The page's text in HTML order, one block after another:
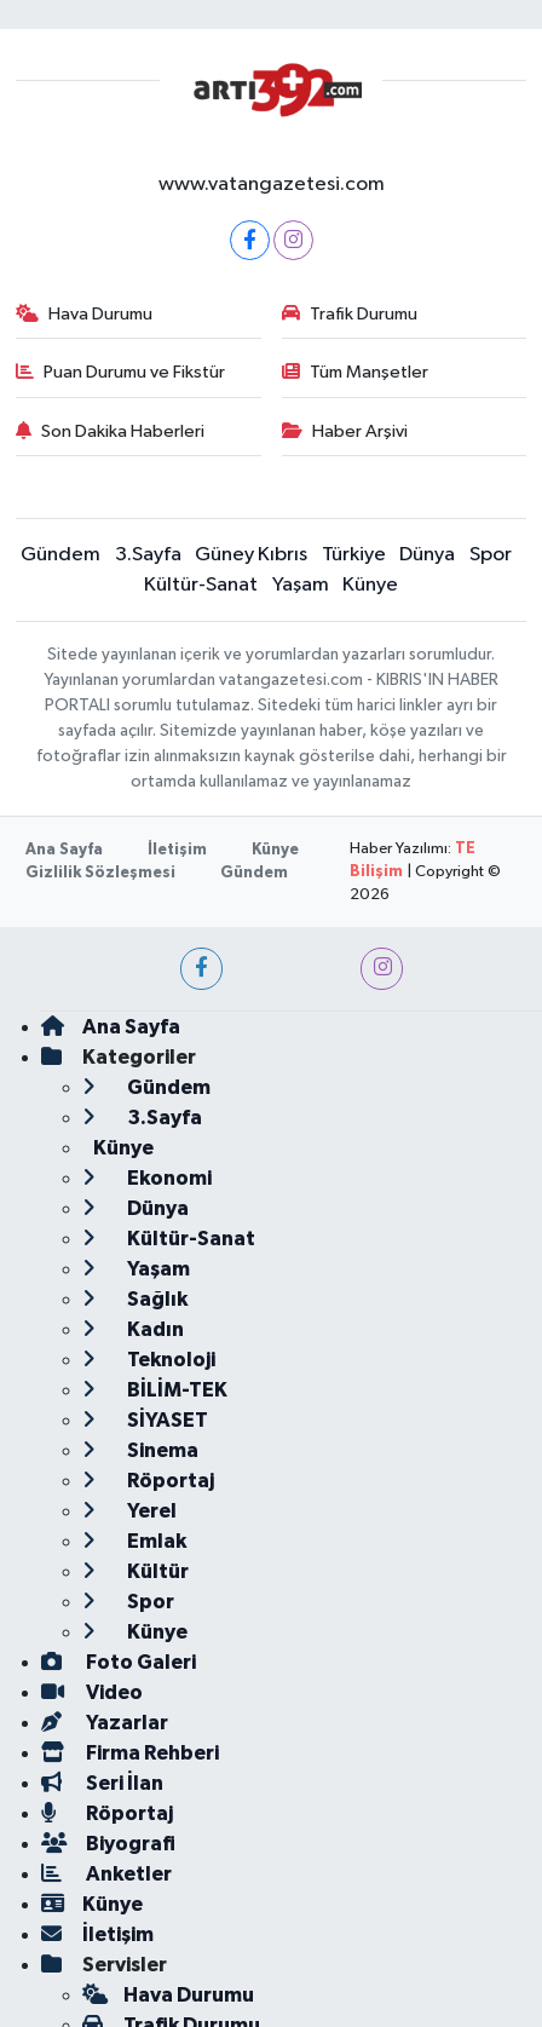
www.vatangazetesi.com
Hava Durumu Trafik Durumu
Puan Durumu ve Fikstür Tüm Manşetler
Son Dakika Haberleri Haber Arşivi
Gündem 3.Sayfa Güney Kıbrıs Türkiye Dünya
Spor
Kültür-Sanat
Yaşam Künye
Sitede yayınlanan içerik ve yorumlardan yazarları sorumludur.
Yayınlanan yorumlardan vatangazetesi.com - KIBRIS'IN HABER
PORTALI sorumlu tutulamaz. Sitedeki tüm harici linkler ayrı bir
sayfada açılır. Sitemizde yayınlanan haber, köşe yazıları ve
fotoğraflar izin alınmaksızın kaynak gösterilse dahi, herhangi bir
ortamda kullanılamaz ve yayınlanamaz
Ana Sayfa İletişim
Künye
Gizlilik Sözleşmesi
Gündem
Haber Yazılımı: TE
Bilişim | Copyright ©
2026
Ana Sayfa
Kategoriler
Gündem
3.Sayfa
Künye
Ekonomi
Dünya
Kültür-Sanat
Yaşam
Sağlık
Kadın
Teknoloji
BİLİM-TEK
SİYASET
Sinema
Röportaj
Yerel
Emlak
Kültür
Spor
Künye
Foto Galeri
Video
Yazarlar
Firma Rehberi
Seri İlan
Röportaj
Biyografi
Anketler
Künye
İletişim
Servisler
Hava Durumu